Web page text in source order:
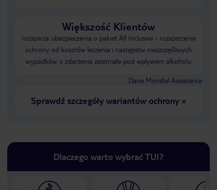
Większość Klientów
rozszerza ubezpieczenia o pakiet All Inclusive - rozszerzenie
ochrony od kosztów leczenia i następstw nieszczęśliwych
wypadków o zdarzenia zaistniałe pod wpływem alkoholu
Dane Mondial Assistance
Sprawdź szczegóły wariantów ochrony»
Dlaczego warto wybrać TUI?